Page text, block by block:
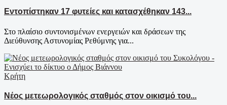
Εντοπίστηκαν 17 φυτείες και κατασχέθηκαν 143...
Στο πλαίσιο συντονισμένων ενεργειών και δράσεων της
Διεύθυνσης Αστυνομίας Ρεθύμνης για...
Κρήτη
Νέος μετεωρολογικός σταθμός στον οικισμό του...